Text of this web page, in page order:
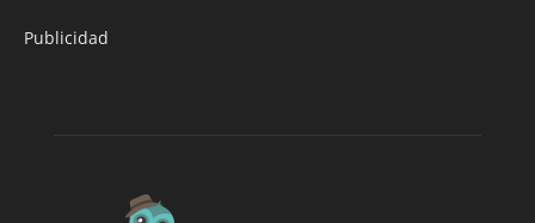
Publicidad